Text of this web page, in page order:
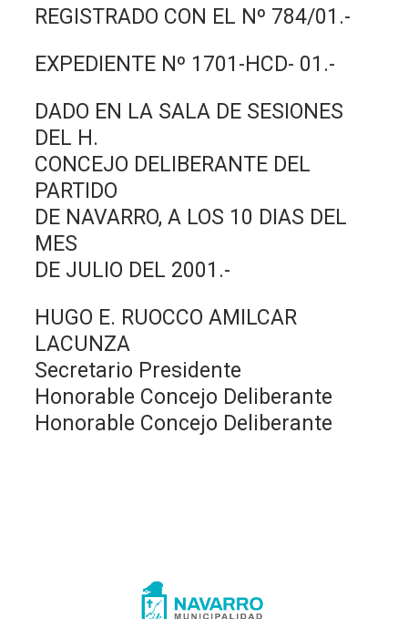
REGISTRADO CON EL Nº 784/01.-
EXPEDIENTE Nº 1701-HCD- 01.-
DADO EN LA SALA DE SESIONES
DEL H.
CONCEJO DELIBERANTE DEL
PARTIDO
DE NAVARRO, A LOS 10 DIAS DEL
MES
DE JULIO DEL 2001.-
HUGO E. RUOCCO AMILCAR
LACUNZA
Secretario Presidente
Honorable Concejo Deliberante
Honorable Concejo Deliberante